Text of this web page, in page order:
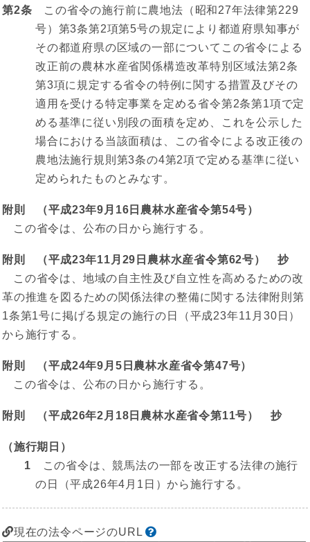
第2条 この省令の施行前に農地法（昭和27年法律第229
号）第3条第2項第5号の規定により都道府県知事が
その都道府県の区域の一部についてこの省令による
改正前の農林水産省関係構造改革特別区域法第2条
第3項に規定する省令の特例に関する措置及びその
適用を受ける特定事業を定める省令第2条第1項で定
める基準に従い別段の面積を定め、これを公示した
場合における当該面積は、この省令による改正後の
農地法施行規則第3条の4第2項で定める基準に従い
定められたものとみなす。
附則 （平成23年9月16日農林水産省令第54号）
この省令は、公布の日から施行する。
附則 （平成23年11月29日農林水産省令第62号） 抄
この省令は、地域の自主性及び自立性を高めるための改
革の推進を図るための関係法律の整備に関する法律附則第
1条第1号に掲げる規定の施行の日（平成23年11月30日）
から施行する。
附則 （平成24年9月5日農林水産省令第47号）
この省令は、公布の日から施行する。
附則 （平成26年2月18日農林水産省令第11号） 抄
（施行期日）
1 この省令は、競馬法の一部を改正する法律の施行
の日（平成26年4月1日）から施行する。
現在の法令ページのURL